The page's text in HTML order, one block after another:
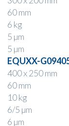
60 mm
6 kg
5 µm
5 µm
EQUXX-
400 x 250 mm
60 mm
10 kg
6/5 µm
6 µm